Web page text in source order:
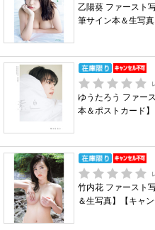
乙陽葵 ファースト
筆サイン本＆生写
ゆうたろう ファー
本＆ポストカード】
竹内花 ファースト
＆生写真】【キャン